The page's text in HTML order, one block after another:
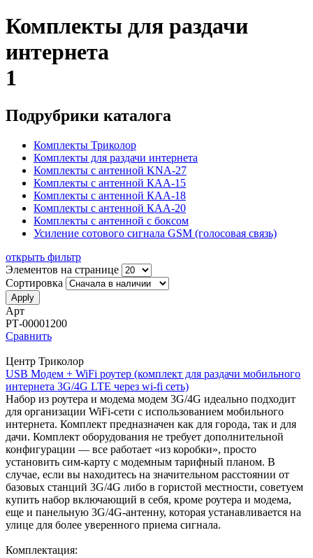
Комплекты для раздачи
интернета
1
Подрубрики каталога
Комплекты Триколор
Комплекты для раздачи интернета
Комплекты с антенной KNA-27
Комплекты с антенной КАА-15
Комплекты с антенной КАА-18
Комплекты с антенной КАА-20
Комплекты с антенной с боксом
Усиление сотового сигнала GSM (голосовая связь)
открыть фильтр
Элементов на странице
Сортировка
Арт
РТ-00001200
Сравнить
Центр Триколор
USB Модем + WiFi роутер (комплект для раздачи мобильного
интернета 3G/4G LTE через wi-fi сеть)
Набор из роутера и модема модем 3G/4G идеально подходит
для организации WiFi-сети с использованием мобильного
интернета. Комплект предназначен как для города, так и для
дачи. Комплект оборудования не требует дополнительной
конфигурации — все работает «из коробки», просто
установить сим-карту с модемным тарифный планом. В
случае, если вы находитесь на значительном расстоянии от
базовых станций 3G/4G либо в гористой местности, советуем
купить набор включающий в себя, кроме роутера и модема,
еще и панельную 3G/4G-антенну, которая устанавливается на
улице для более уверенного приема сигнала.
Комплектация: